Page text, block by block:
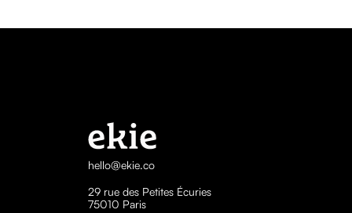
hello@ekie.co
29 rue des Petites Écuries
75010 Paris